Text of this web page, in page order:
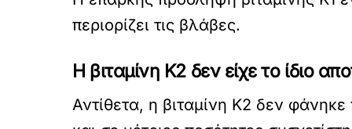
περιορίζει τις βλάβες.
Η βιταμίνη Κ2 δεν είχε το ίδιο
Αντίθετα, η βιταμίνη Κ2 δεν